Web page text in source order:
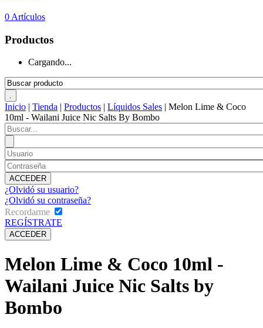
0 Artículos
Productos
Cargando...
Inicio | Tienda | Productos | Líquidos Sales | Melon Lime & Coco
10ml - Wailani Juice Nic Salts By Bombo
¿Olvidó su usuario?
¿Olvidó su contraseña?
Recordarme
REGÍSTRATE
Melon Lime & Coco 10ml -
Wailani Juice Nic Salts by
Bombo